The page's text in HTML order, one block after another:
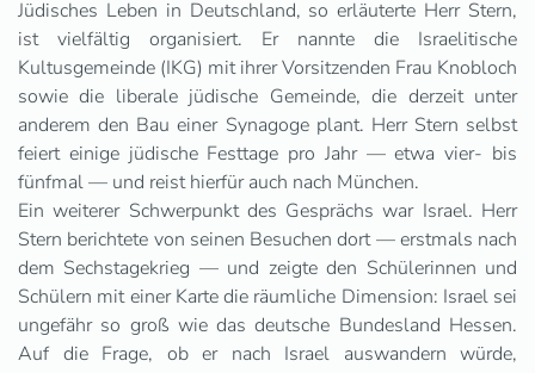
Jüdisches Leben in Deutschland, so erläuterte Herr Stern,
ist vielfältig organisiert. Er nannte die Israelitische
Kultusgemeinde (IKG) mit ihrer Vorsitzenden Frau Knobloch
sowie die liberale jüdische Gemeinde, die derzeit unter
anderem den Bau einer Synagoge plant. Herr Stern selbst
feiert einige jüdische Festtage pro Jahr — etwa vier- bis
fünfmal — und reist hierfür auch nach München.
Ein weiterer Schwerpunkt des Gesprächs war Israel. Herr
Stern berichtete von seinen Besuchen dort — erstmals nach
dem Sechstagekrieg — und zeigte den Schülerinnen und
Schülern mit einer Karte die räumliche Dimension: Israel sei
ungefähr so groß wie das deutsche Bundesland Hessen.
Auf die Frage, ob er nach Israel auswandern würde,